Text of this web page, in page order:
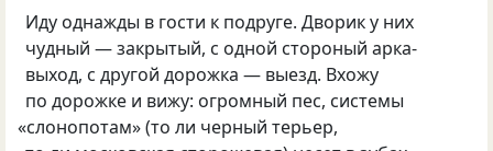
Иду однажды в гости к подруге. Дворик у них
чудный — закрытый, с одной стороный арка-
выход, с другой дорожка — выезд. Вхожу
по дорожке и вижу: огромный пес, системы
«слонопотам»(то ли черный терьер,